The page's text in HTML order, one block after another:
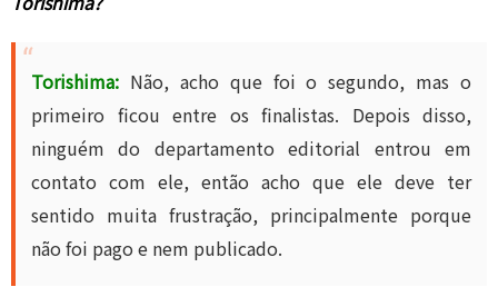
Torishima: Não, acho que foi o segundo, mas o
primeiro ficou entre os finalistas. Depois disso,
ninguém do departamento editorial entrou em
contato com ele, então acho que ele deve ter
sentido muita frustração, principalmente porque
não foi pago e nem publicado.